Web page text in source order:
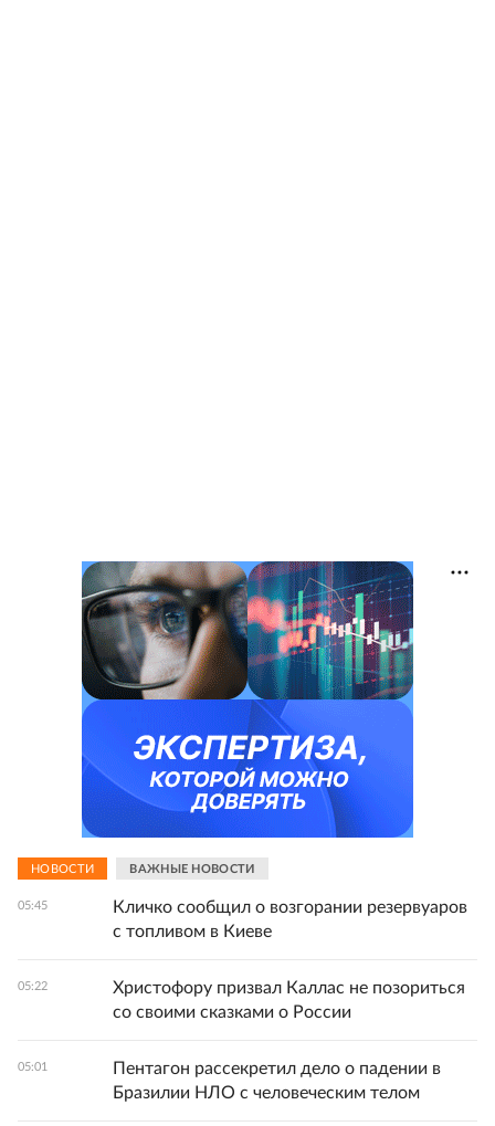
НОВОСТИ ВАЖНЫЕ НОВОСТИ
05:45
Кличко сообщил о возгорании резервуаров
с топливом в Киеве
05:22
Христофору призвал Каллас не позориться
со своими сказками о России
05:01
Пентагон рассекретил дело о падении в
Бразилии НЛО с человеческим телом